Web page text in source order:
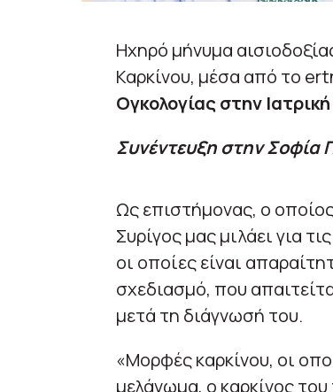
Ηχηρό μήνυμα
Καρκίνου, μέσα από το
Ογκολογίας στην
Συνέντευξη στην Σοφία
Ως επιστήμονας, ο
Συρίγος μας μιλάει για
οι οποίες είναι
σχεδιασμό, που
μετά τη διάγνωσή του.
«Μορφές καρκίνου, οι
μελάνωμα, ο καρκίνος